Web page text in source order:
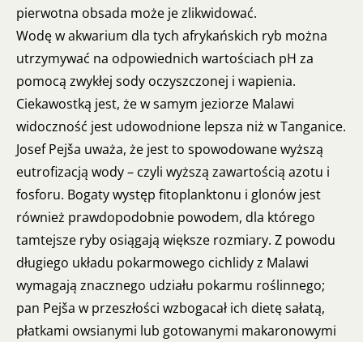
pierwotna obsada może je zlikwidować.
Wodę w akwarium dla tych afrykańskich ryb można
utrzymywać na odpowiednich wartościach pH za
pomocą zwykłej sody oczyszczonej i wapienia.
Ciekawostką jest, że w samym jeziorze Malawi
widoczność jest udowodnione lepsza niż w Tanganice.
Josef Pejša uważa, że jest to spowodowane wyższą
eutrofizacją wody – czyli wyższą zawartością azotu i
fosforu. Bogaty występ fitoplanktonu i glonów jest
również prawdopodobnie powodem, dla którego
tamtejsze ryby osiągają większe rozmiary. Z powodu
długiego układu pokarmowego cichlidy z Malawi
wymagają znacznego udziału pokarmu roślinnego;
pan Pejša w przeszłości wzbogacał ich dietę sałatą,
płatkami owsianymi lub gotowanymi makaronowymi